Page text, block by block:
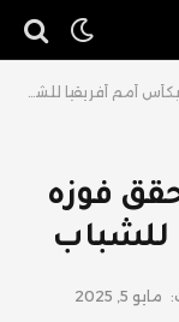
أمم أفريقيا للشباب
فوزه
للشباب
مايو 5, 2025